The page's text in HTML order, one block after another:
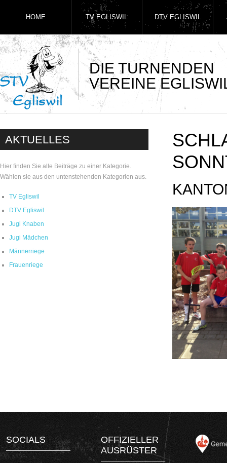
DIE TURNENDEN
VEREINE
HOME TV EGLISWIL DTV EGLISWIL
AKTUELLES
Hier finden Sie alle Beiträge zu einer Kategorie.
Wählen sie aus den untenstehenden Kategorien aus.
TV Egliswil
DTV Egliswil
Jugi Knaben
Jugi Mädchen
Männerriege
Frauenriege
SOCIALS
OFFIZIELLER
AUSRÜSTER